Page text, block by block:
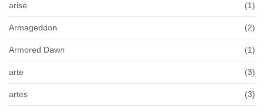
arise (1)
Armageddon (2)
Armored Dawn (1)
arte (3)
artes (3)